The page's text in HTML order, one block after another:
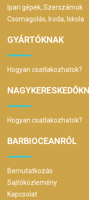
Ipari gépek, Szerszámok
Csomagolás, Iroda, Iskola
GYÁRTÓKNAK
Hogyan csatlakozhatok?
Hogyan csatlakozhatok?
BARBIOCEANRÓL
Bemutatkozás
Sajtóközlemény
Kapcsolat